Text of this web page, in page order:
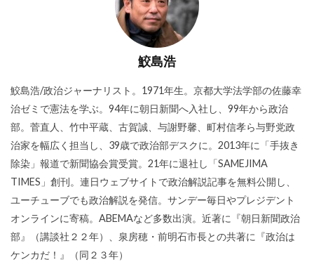
鮫島浩
鮫島浩/政治ジャーナリスト。1971年生。京都大学法学部の佐藤幸
治ゼミで憲法を学ぶ。94年に朝日新聞へ入社し、99年から政治
部。菅直人、竹中平蔵、古賀誠、与謝野馨、町村信孝ら与野党政
治家を幅広く担当し、39歳で政治部デスクに。2013年に「手抜き
除染」報道で新聞協会賞受賞。21年に退社し「SAMEJIMA
TIMES」創刊。連日ウェブサイトで政治解説記事を無料公開し、
ユーチューブでも政治解説を発信。サンデー毎日やプレジデント
オンラインに寄稿。ABEMAなど多数出演。近著に『朝日新聞政治
部』（講談社２２年）、泉房穂・前明石市長との共著に『政治は
ケンカだ！』（同２３年）